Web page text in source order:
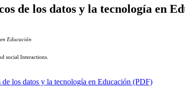
de los datos y la tecnología en
Educación
social Interactions.
los datos y la tecnología en Educación (PDF)